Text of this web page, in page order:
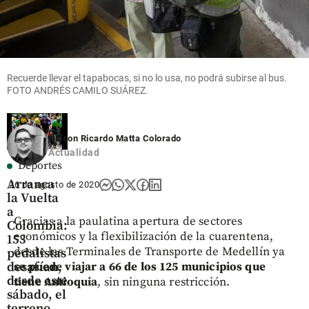
Independencia
share
US$ 380
millones
en el
Oriente
antioqueño
share
Deportes
Arranca
la Vuelta
a
Colombia:
153
pedalistas
desafían,
desde este
sábado, el
Recuerde llevar el tapabocas, si no lo usa, no podrá subirse al bus.
FOTO ANDRÉS CAMILO SUÁREZ.
Nelson Ricardo Matta Colorado
Actualidad
26 de agosto de 2020
Gracias a la paulatina apertura de sectores
económicos y la flexibilización de la cuarentena,
desde las Terminales de Transporte de Medellín ya
se puede viajar a 66 de los 125 municipiosque
tiene Antioquia, sin ninguna restricción.